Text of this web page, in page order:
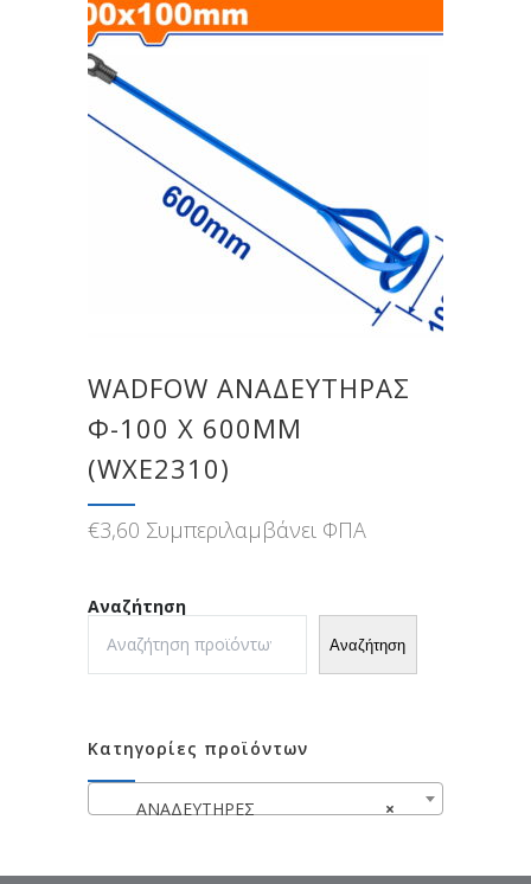
WADFOW ΑΝΑΔΕΥΤΗΡΑΣ
Φ-100 Χ 600MM
(WXE2310)
€3,60 Συμπεριλαμβάνει ΦΠΑ
Αναζήτηση
Αναζήτηση
Κατηγορίες προϊόντων
×
ΑΝΑΔΕΥΤΗΡΕΣ